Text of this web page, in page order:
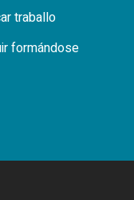
traballo
formándose